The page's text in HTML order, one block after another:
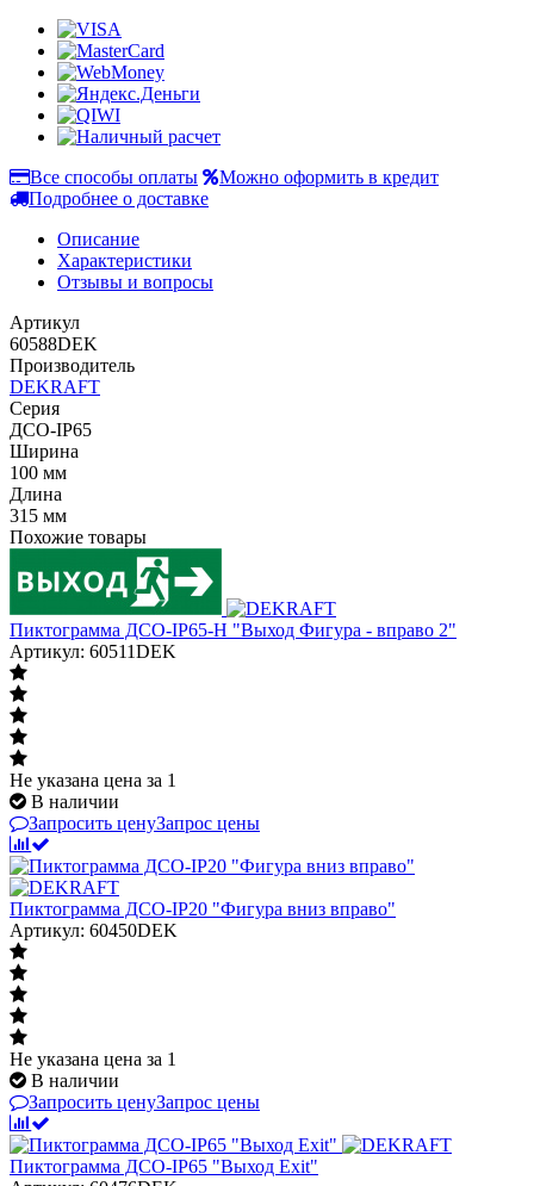
Все способы оплаты
Можно оформить в кредит
Подробнее о доставке
Описание
Характеристики
Отзывы и вопросы
Артикул
60588DEK
Производитель
DEKRAFT
Серия
ДСО-IP65
Ширина
100 мм
Длина
315 мм
Похожие товары
Пиктограмма ДСО-IP65-Н "Выход Фигура - вправо 2"
Артикул: 60511DEK
Не указана цена за 1
В наличии
Запросить ценуЗапрос цены
Пиктограмма ДСО-IP20 "Фигура вниз вправо"
Артикул: 60450DEK
Не указана цена за 1
В наличии
Запросить ценуЗапрос цены
Пиктограмма ДСО-IP65 "Выход Exit"